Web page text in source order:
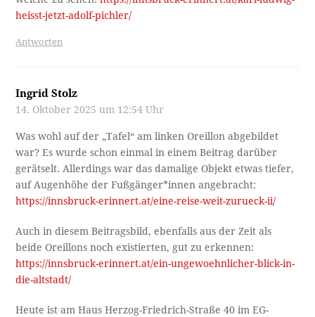
heisst-jetzt-adolf-pichler/
Antworten
Ingrid Stolz
14. Oktober 2025 um 12:54 Uhr
Was wohl auf der „Tafel“ am linken Oreillon abgebildet
war? Es wurde schon einmal in einem Beitrag darüber
gerätselt. Allerdings war das damalige Objekt etwas tiefer,
auf Augenhöhe der Fußgänger*innen angebracht:
https://innsbruck-erinnert.at/eine-reise-weit-zurueck-ii/
Auch in diesem Beitragsbild, ebenfalls aus der Zeit als
beide Oreillons noch existierten, gut zu erkennen:
https://innsbruck-erinnert.at/ein-ungewoehnlicher-blick-in-
die-altstadt/
Heute ist am Haus Herzog-Friedrich-Straße 40 im EG-